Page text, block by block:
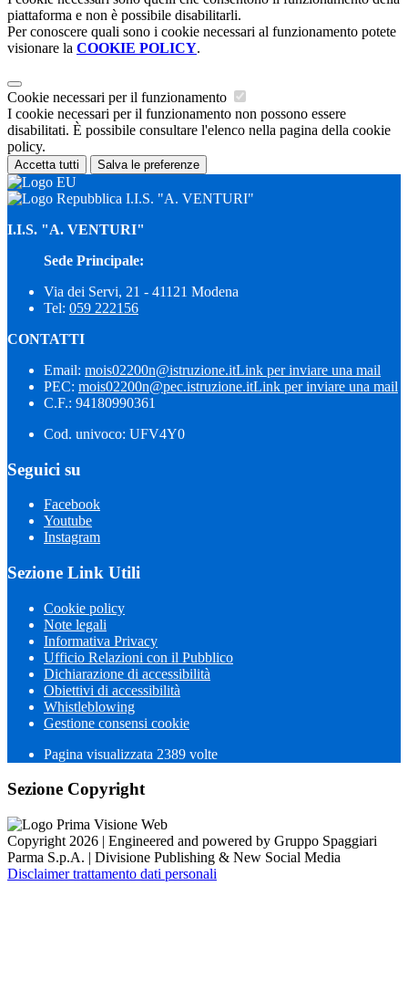
piattaforma e non è possibile disabilitarli.
Per conoscere quali sono i cookie necessari al funzionamento potete
visionare la COOKIE POLICY.
Cookie necessari per il funzionamento
I cookie necessari per il funzionamento non possono essere
disabilitati. È possibile consultare l'elenco nella pagina della cookie
policy.
Accetta tutti Salva le preferenze
I.I.S. "A. VENTURI"
I.I.S. "A. VENTURI"
Sede Principale:
Via dei Servi, 21 - 41121 Modena
Tel: 059 222156
CONTATTI
Email: mois02200n@istruzione.itLink per inviare una mail
PEC: mois02200n@pec.istruzione.itLink per inviare una mail
C.F.: 94180990361
Cod. univoco: UFV4Y0
Seguici su
Facebook
Youtube
Instagram
Sezione Link Utili
Cookie policy
Note legali
Informativa Privacy
Ufficio Relazioni con il Pubblico
Dichiarazione di accessibilità
Obiettivi di accessibilità
Whistleblowing
Gestione consensi cookie
Pagina visualizzata 2389 volte
Sezione Copyright
Copyright 2026 | Engineered and powered by Gruppo Spaggiari
Parma S.p.A. | Divisione Publishing & New Social Media
Disclaimer trattamento dati personali